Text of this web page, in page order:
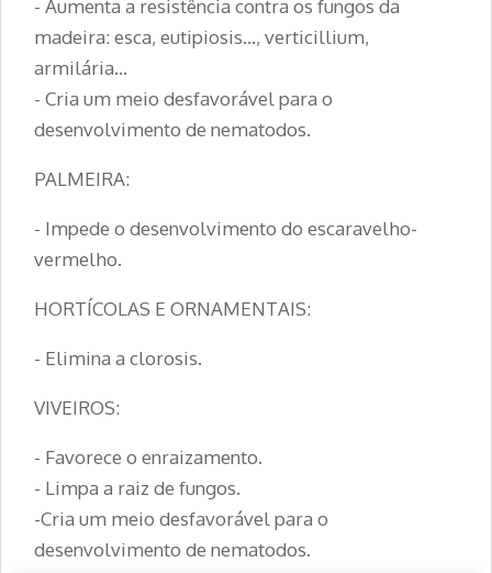
- Aumenta a resistência contra os fungos da
madeira: esca, eutipiosis..., verticillium,
armilária...
- Cria um meio desfavorável para o
desenvolvimento de nematodos.
PALMEIRA:
- Impede o desenvolvimento do escaravelho-
vermelho.
HORTÍCOLAS E ORNAMENTAIS:
- Elimina a clorosis.
VIVEIROS:
- Favorece o enraizamento.
- Limpa a raiz de fungos.
-Cria um meio desfavorável para o
desenvolvimento de nematodos.